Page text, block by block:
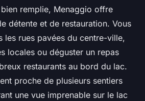
remplie, Menaggio offre
détente et de restauration. Vous
les rues pavées du centre-ville,
locales ou déguster un repas
restaurants au bord du lac.
proche de plusieurs sentiers
une vue imprenable sur le lac